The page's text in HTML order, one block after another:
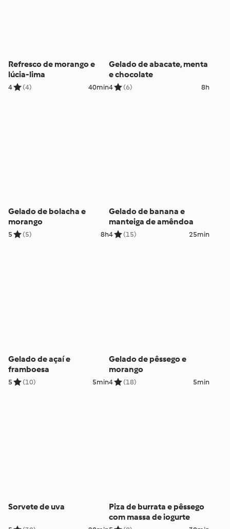
Refresco de morango e
lúcia-lima
4 (4) 40min
Gelado de abacate, menta
e chocolate
4 (6) 8h
Gelado de bolacha e
morango
5 (5) 8h
Gelado de banana e
manteiga de amêndoa
4 (15) 25min
Gelado de açaí e
framboesa
5 (10) 5min
Gelado de pêssego e
morango
4 (18) 5min
Sorvete de uva
Piza de burrata e pêssego
com massa de iogurte